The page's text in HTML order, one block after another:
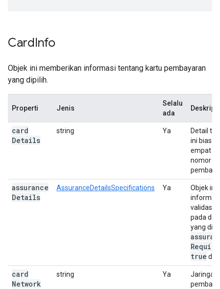
CardInfo
Objek ini memberikan informasi tentang kartu pembayaran
yang dipilih.
Properti Jenis
Selalu
ada
card
Details
string Ya
Detail
ini
empat
nomor
assurance
Details
AssuranceDetailsSpecifications Ya
Objek ini
validasi
pada
yang
true di
card
Network
string Ya
Jaringan